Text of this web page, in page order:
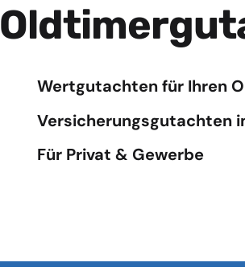
Wertgutachten für Ihren
Versicherungsgutachten
Für Privat & Gewerbe